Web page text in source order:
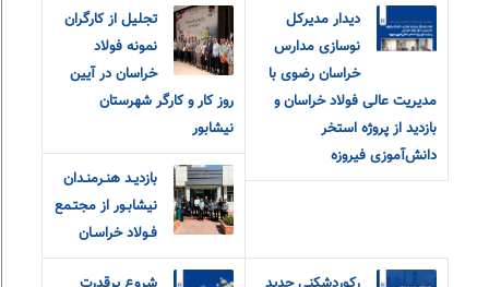
دیدار مدیرکل
نوسازی مدارس
خراسان رضوی با
مدیریت عالی فولاد خراسان و
بازدید از پروژه استخر
دانش‌آموزی فیروزه
تجلیل از کارگران
نمونه فولاد
خراسان در آیین
روز کار و کارگر شهرستان
نیشابور
بازديـد هنـرمنـدان
نيشابـور از مجتـمع
فـولاد خراسـان